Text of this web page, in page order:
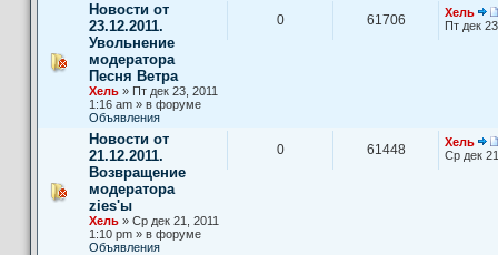
Новости от
23.12.2011.
Увольнение
модератора
Песня Ветра
Хель » Пт дек 23, 2011
1:16 am » в форуме
Объявления
0 61706
Хель
Пт дек
Новости от
21.12.2011.
Возвращение
модератора
zies'ы
Хель » Ср дек 21, 2011
1:10 pm » в форуме
Объявления
0 61448
Хель
Ср дек